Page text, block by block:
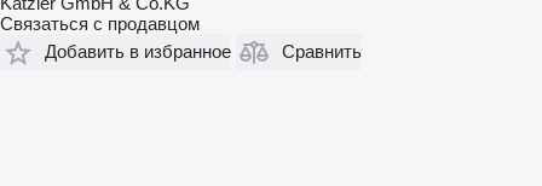
Связаться с продавцом
Добавить в избранное
Сравнить